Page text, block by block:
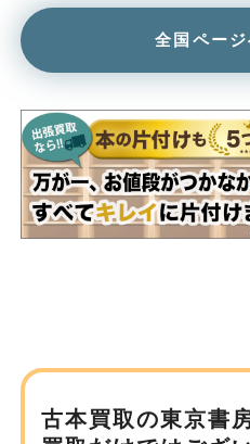
全国ページ
古本買取の東京書